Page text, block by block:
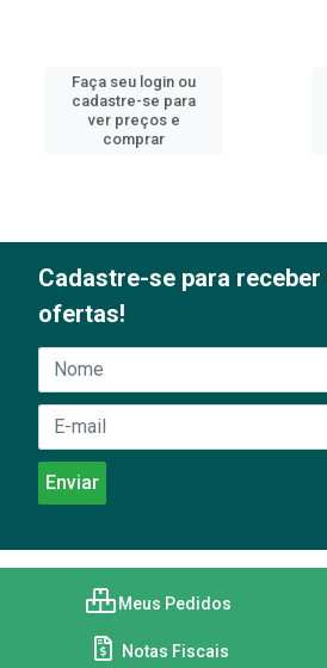
Faça seu login ou
cadastre-se para
ver preços e
comprar
Cadastre-se para
ofertas!
Meus Pedidos
Notas Fiscais